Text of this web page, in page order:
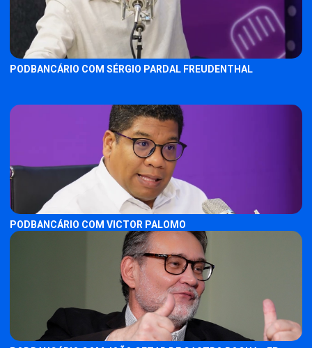
PODBANCÁRIO COM SÉRGIO PARDAL FREUDENTHAL
PODBANCÁRIO COM VICTOR PALOMO